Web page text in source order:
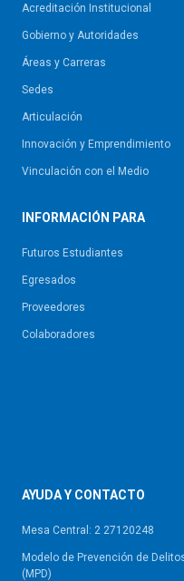
Acreditación Institucional
Gobierno y Autoridades​
Áreas y Carreras
Sedes
Articulación
Innovación y Emprendimiento
Vinculación con el Medio
INFORMACIÓN PARA
Futuros Estudiantes
Egresados
Proveedores
Colaboradores
AYUDA Y CONTACTO
Mesa Central: 2 27120248
Modelo de Prevención de
(MPD)